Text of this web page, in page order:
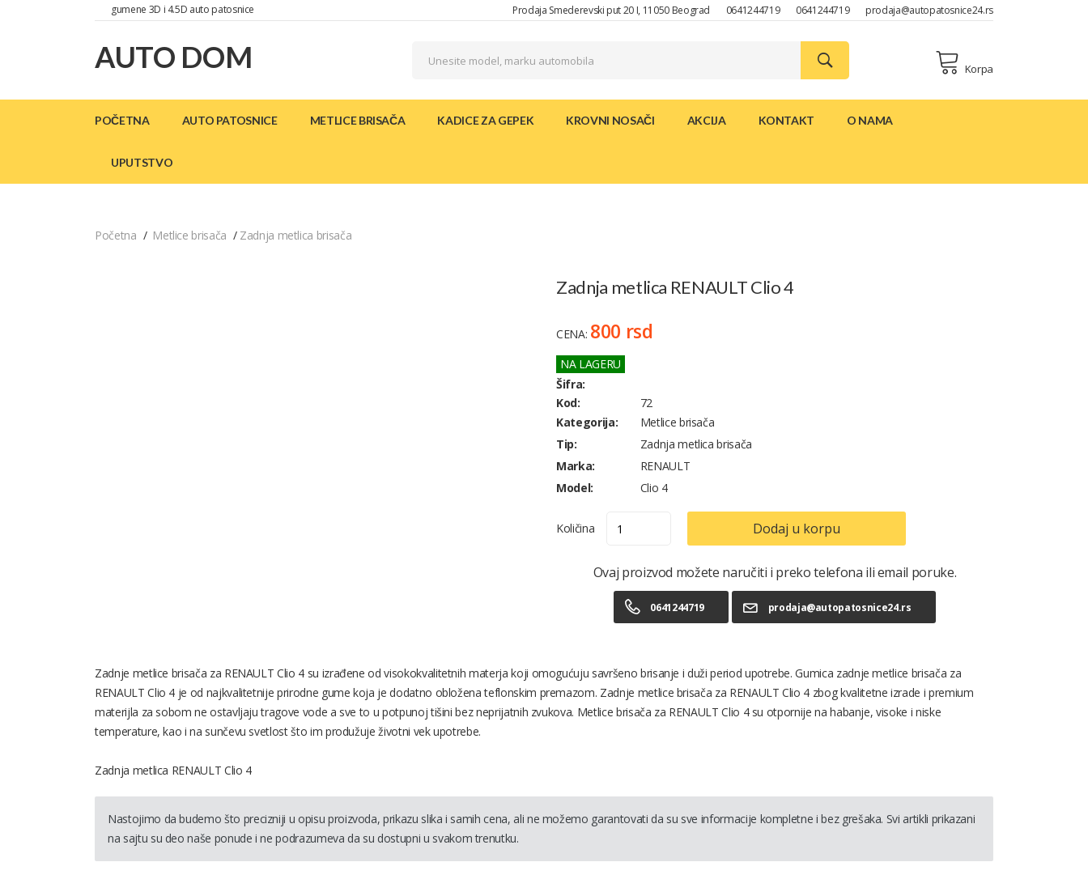
gumene 3D i 4.5D auto patosnice Prodaja Smederevski put 20 I, 11050 Beograd 0641244719 0641244719 prodaja@autopatosnice24.rs
AUTO DOM Korpa
POČETNA AUTO PATOSNICE METLICE BRISAČA KADICE ZA GEPEK KROVNI NOSAČI AKCIJA KONTAKT O NAMA
UPUTSTVO
Početna Metlice brisača Zadnja metlica brisača
Zadnja metlica RENAULT Clio 4
CENA: 800 rsd
NA LAGERU
Šifra:
Kod:
72
Kategorija:
Metlice brisača
Tip:
Zadnja metlica brisača
Marka:
RENAULT
Model:
Clio 4
Količina Dodaj u korpu
Ovaj proizvod možete naručiti i preko telefona ili email poruke.
0641244719 prodaja@autopatosnice24.rs
Zadnje metlice brisača za RENAULT Clio 4 su izrađene od visokokvalitetnih materja koji omogućuju savršeno brisanje i duži period upotrebe. Gumica zadnje metlice brisača za
RENAULT Clio 4 je od najkvalitetnije prirodne gume koja je dodatno obložena teflonskim premazom. Zadnje metlice brisača za RENAULT Clio 4 zbog kvalitetne izrade i premium
materijla za sobom ne ostavljaju tragove vode a sve to u potpunoj tišini bez neprijatnih zvukova. Metlice brisača za RENAULT Clio 4 su otpornije na habanje, visoke i niske
temperature, kao i na sunčevu svetlost što im produžuje životni vek upotrebe.
Zadnja metlica RENAULT Clio 4
Nastojimo da budemo što precizniji u opisu proizvoda, prikazu slika i samih cena, ali ne možemo garantovati da su sve informacije kompletne i bez grešaka. Svi artikli prikazani
na sajtu su deo naše ponude i ne podrazumeva da su dostupni u svakom trenutku.